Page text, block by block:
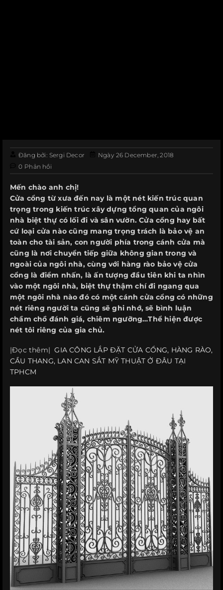
Đăng bởi: Sergi Decor Ngày 26 December, 2018
0 Phản hồi
Mến chào anh chị!
Cửa cổng từ xưa đến nay là một nét kiến trúc quan
trọng trong kiến trúc xây dựng tổng quan của ngôi
nhà biệt thự có lối đi và sân vườn. Cửa cổng hay bất
cứ loại cửa nào cũng mang trọng trách là bảo vệ an
toàn cho tài sản, con người phía trong cánh cửa mà
cũng là nơi chuyển tiếp giữa không gian trong và
ngoài của ngôi nhà, cùng với hàng rào bảo vệ cửa
cổng là điểm nhấn, là ấn tượng đầu tiên khi ta nhìn
vào một ngôi nhà, biệt thự thậm chí đi ngang qua
một ngôi nhà nào đó có một cánh cửa cổng có những
nét riêng người ta cũng sẽ ghi nhớ, sẽ bình luận
chầm chồ đánh giá, chiêm ngưỡng…Thể hiện được
nét tôi riêng của gia chủ.
|Đọc thêm| GIA CÔNG LẮP ĐẶT CỬA CỔNG, HÀNG RÀO,
CẦU THANG, LAN CAN SẮT MỸ THUẬT Ở ĐÂU TẠI
TPHCM